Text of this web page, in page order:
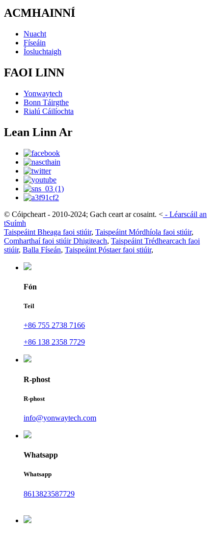
ACMHAINNÍ
Nuacht
Físeáin
Íosluchtaigh
FAOI LINN
Yonwaytech
Bonn Táirgthe
Rialú Cáilíochta
Lean Linn Ar
© Cóipcheart - 2010-2024; Gach ceart ar cosaint. < - Léarscáil an
tSuímh
Taispeáint Bheaga faoi stiúir, Taispeáint Mórdhíola faoi stiúir,
Comharthaí faoi stiúir Dhigiteach, Taispeáint Trédhearcach faoi
stiúir, Balla Físeán, Taispeáint Póstaer faoi stiúir,
Fón
Teil
+86 755 2738 7166
+86 138 2358 7729
R-phost
R-phost
info@yonwaytech.com
Whatsapp
Whatsapp
8613823587729